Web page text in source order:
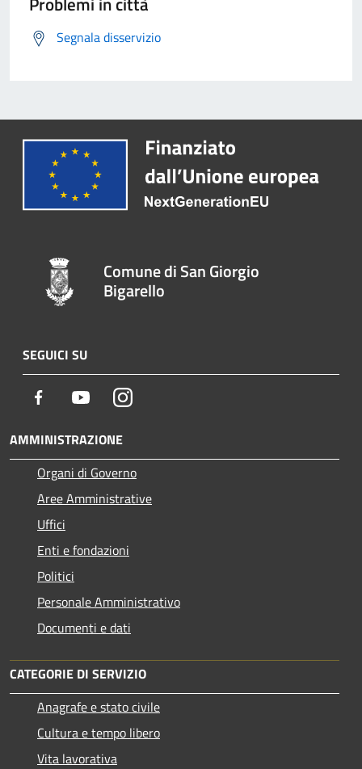
Segnala disservizio
Comune di San Giorgio
Bigarello
SEGUICI SU
Facebook YoutubeInstagram
AMMINISTRAZIONE
Organi di Governo
Aree Amministrative
Uffici
Enti e fondazioni
Politici
Personale Amministrativo
Documenti e dati
CATEGORIE DI SERVIZIO
Anagrafe e stato civile
Cultura e tempo libero
Vita lavorativa